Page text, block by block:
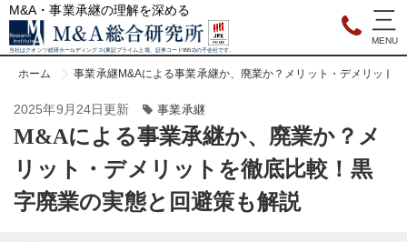
M&A・事業承継の理解を深める
当社はクオンツ総研ホールディングス(東証プライム上場、証券コード9552)の子会社です。
ホーム 事業承継M&Aによる事業承継か、廃業か？メリット・デメリット
2025年9月24日更新 事業承継
M&Aによる事業承継か、廃業か？メ
リット・デメリットを徹底比較！黒
字廃業の実態と回避策も解説